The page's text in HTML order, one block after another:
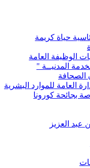
حياة كريمة
الوظيفة العامة
الصحافة
العامة للموارد البشرية
بجائحة كورونا
عبد العزيز